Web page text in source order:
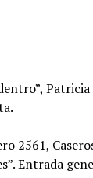
2561,
Entrada